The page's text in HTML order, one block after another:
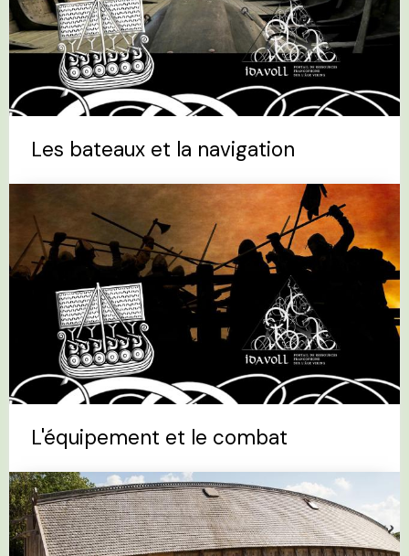
Les bateaux et la navigation
L'équipement et le combat